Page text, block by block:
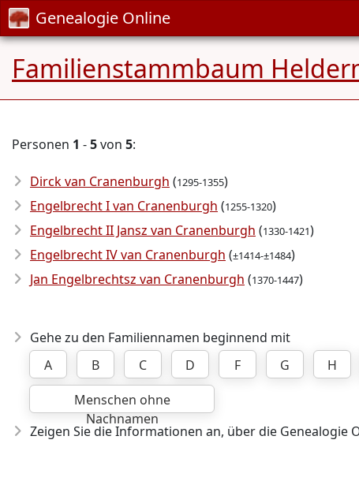
Genealogie Online
Familienstammbaum
Personen 1 -5von 5:
Dirck van Cranenburgh (1295-1355)
Engelbrecht I van Cranenburgh (1255-1320)
Engelbrecht II Jansz van Cranenburgh (1330-1421)
Engelbrecht IV van Cranenburgh (±1414-±1484)
Jan Engelbrechtsz van Cranenburgh (1370-1447)
Gehe zu den Familiennamen beginnend mit
A
B C D F G H
Menschen ohne
Nachnamen
Zeigen Sie die Informationen an, über die Genealogie